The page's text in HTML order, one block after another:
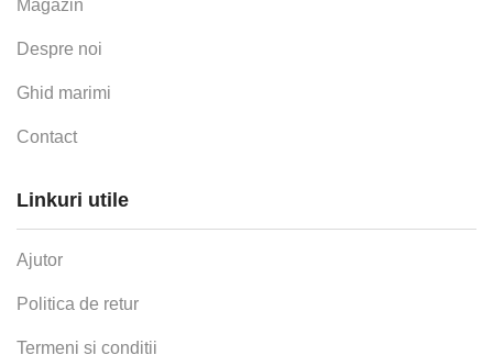
Magazin
Despre noi
Ghid marimi
Contact
Linkuri utile
Ajutor
Politica de retur
Termeni si conditii